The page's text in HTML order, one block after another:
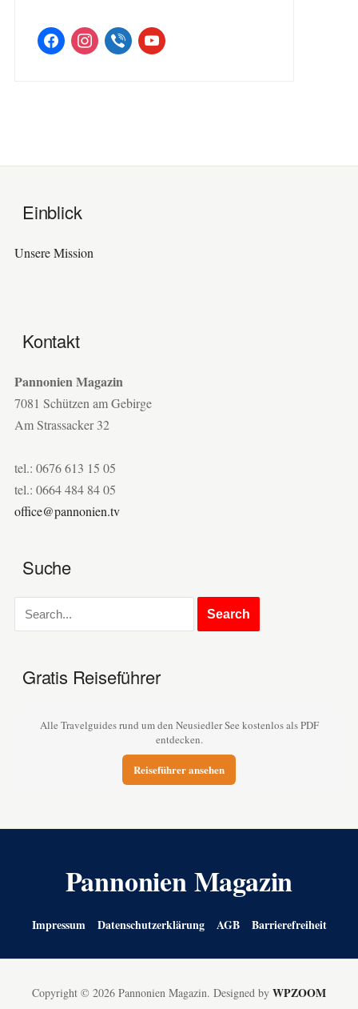
facebookinstagramviber youtube
Einblick
Unsere Mission
Kontakt
Pannonien Magazin
7081 Schützen am Gebirge
Am Strassacker 32
tel.: 0676 613 15 05
tel.: 0664 484 84 05
office@pannonien.tv
Suche
Gratis Reiseführer
Alle Travelguides rund um den Neusiedler See kostenlos als PDF
entdecken.
Reiseführer ansehen
Pannonien Magazin
Impressum Datenschutzerklärung AGB Barrierefreiheit
Copyright © 2026 Pannonien Magazin. Designed by WPZOOM